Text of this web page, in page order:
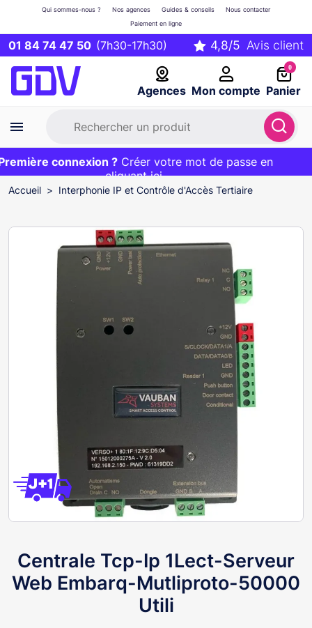
01 84 74 47 50 (7h30-17h30)
Agences Mon compte
Qui sommes-nous ? Nos agences Guides & conseils
Nous contacter
Paiement en ligne
0
Panier
Première commande ?20€ OFFERT sur votre panier
et livraison 24/48h gratuite avec le codeBIENVENUE
connexion ?Créer votre mot de passe en
cliquant ici
EXCLU WEB :
Accueil Interphonie IP et Contrôle d'Accès Tertiaire
Centrale Tcp-Ip 1Lect-Serveur
Web Embarq-Mutliproto-50000
Utili